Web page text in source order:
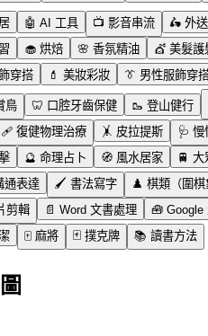
🤖 AI 工具 📺 影音串流 🛵 外
🧁 烘焙 🌸 香氛精油 💇 美髮護
穿搭 💄 美妝彩妝 👔 男性服飾穿
鳥 🦷 口腔牙齒保健 🥾 登山健行
🩹 復健物理治療 🤸 皮拉提斯 🩺 慢
🔮 命理占卜 🧭 風水居家 🚆 大
通表達 🖌️ 書法寫字 ♟️ 棋類（圍棋
剪輯 📄 Word 文書處理 🧰 Google
🀄 麻將 🃏 撲克牌 📚 讀書方法